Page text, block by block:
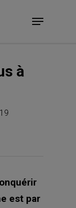
Menu
à
est par